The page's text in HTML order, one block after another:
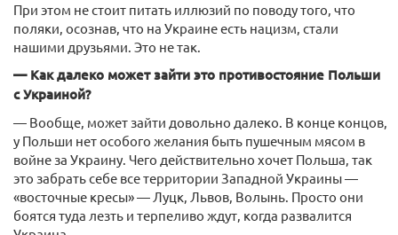
При этом не стоит питать иллюзий по поводу того, что
поляки, осознав, что на Украине есть нацизм, стали
нашими друзьями. Это не так.
— Как далеко может зайти это противостояние Польши
с Украиной?
— Вообще, может зайти довольно далеко. В конце концов,
у Польши нет особого желания быть пушечным мясом в
войне за Украину. Чего действительно хочет Польша, так
это забрать себе все территории Западной Украины —
«восточные кресы» — Луцк, Львов, Волынь. Просто они
боятся туда лезть и терпеливо ждут, когда развалится